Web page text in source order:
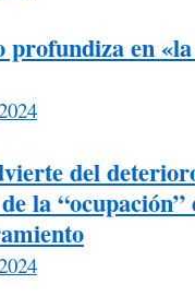
profundiza en
del
la